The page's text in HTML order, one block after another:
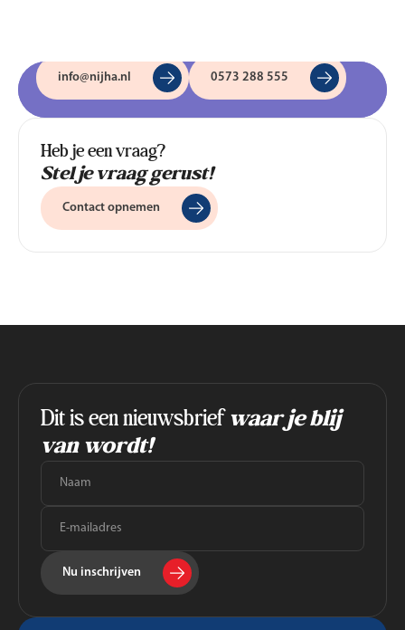
info@nijha.nl 0573 288 555
Heb je een vraag?
Stel je vraag gerust!
Contact opnemen
Dit is een nieuwsbriefwaar je blij
van wordt!
Nu inschrijven